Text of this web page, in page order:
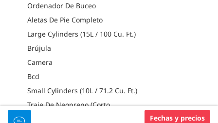
Ordenador De Buceo
Aletas De Pie Completo
Large Cylinders (15L / 100 Cu. Ft.)
Brújula
Camera
Bcd
Small Cylinders (10L / 71.2 Cu. Ft.)
Traje De Neopreno (Corto
Fechas y precios